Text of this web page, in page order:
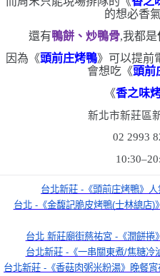
的想必香
還有鴨餅、炒鴨骨,我都是
因為《頭前庄烤鴨》可以提前
會想吃《頭前
《香之味
新北市新莊區
02 2993
台北新莊 -《頭前庄烤鴨》
台北 -《金馥記脆皮烤鴨(士林總店)
台北 新莊廟街慈祐宮 -《潤餅捲
台北新莊 -《一串關東煮/焦糖冷
台北新莊 -《香菇肉粥米粉湯》晚餐